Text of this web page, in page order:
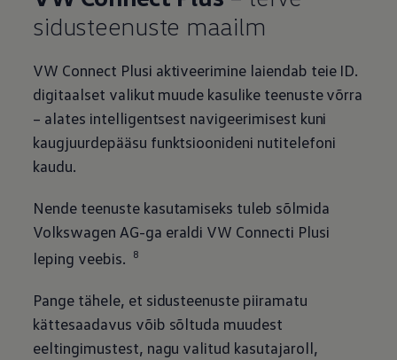
sidusteenuste maailm
VW Connect Plusi aktiveerimine laiendab teie ID.
digitaalset valikut muude kasulike teenuste võrra
– alates intelligentsest navigeerimisest kuni
kaugjuurdepääsu funktsioonideni nutitelefoni
kaudu.
Nende teenuste kasutamiseks tuleb sõlmida
Volkswagen AG-ga eraldi VW Connecti Plusi
leping veebis.
8
Pange tähele, et sidusteenuste piiramatu
kättesaadavus võib sõltuda muudest
eeltingimustest, nagu valitud kasutajaroll,